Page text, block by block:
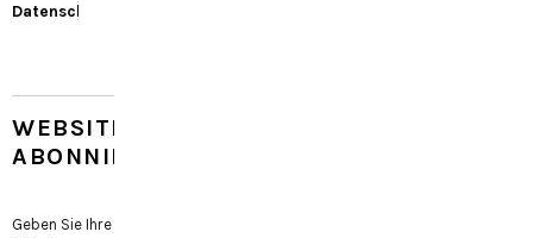
Datenschutz
WEBSITE
ABONNIEREN
Geben Sie Ihre